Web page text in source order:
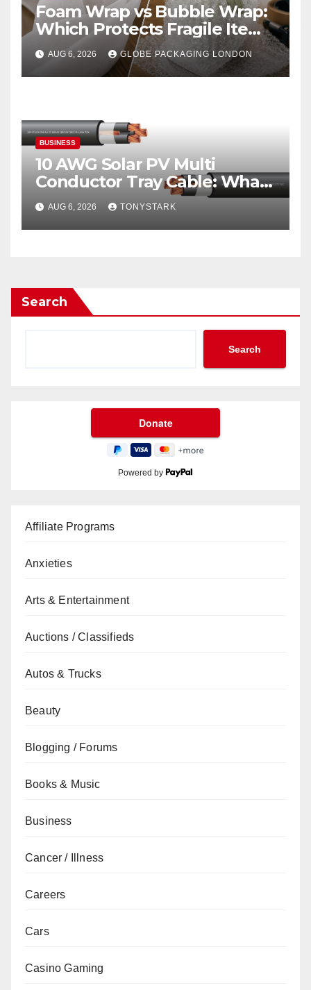
Foam Wrap vs Bubble Wrap:
Which Protects Fragile Items
Best?
AUG 6, 2026 GLOBE PACKAGING LONDON
BUSINESS
10 AWG Solar PV Multi
Conductor Tray Cable: What
It Is
AUG 6, 2026 TONYSTARK
Search
Search
Powered by
Affiliate Programs
Anxieties
Arts & Entertainment
Auctions / Classifieds
Autos & Trucks
Beauty
Blogging / Forums
Books & Music
Business
Cancer / Illness
Careers
Cars
Casino Gaming